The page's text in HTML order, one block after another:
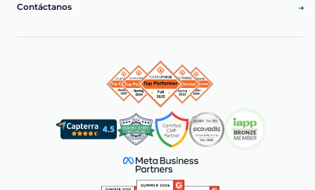
Contáctanos